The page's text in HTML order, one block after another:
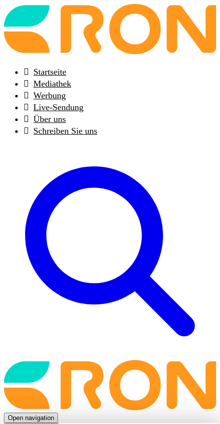
Back
to
frontpage
Startseite
Mediathek
Werbung
Live-Sendung
Über uns
Schreiben Sie uns
Back
to
frontpage
Open navigation